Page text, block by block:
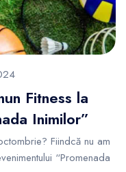
Fitness la
Inimilor”
Fiindcă nu am
“Promenada